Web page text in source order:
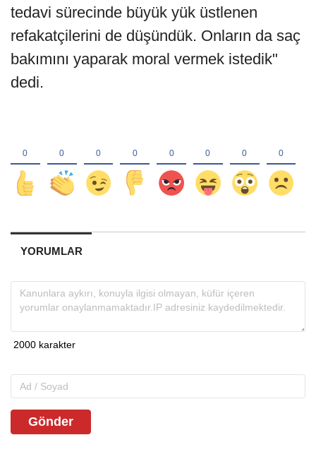
tedavi sürecinde büyük yük üstlenen
refakatçilerini de düşündük. Onların da saç
bakımını yaparak moral vermek istedik"
dedi.
YORUMLAR
Gönder